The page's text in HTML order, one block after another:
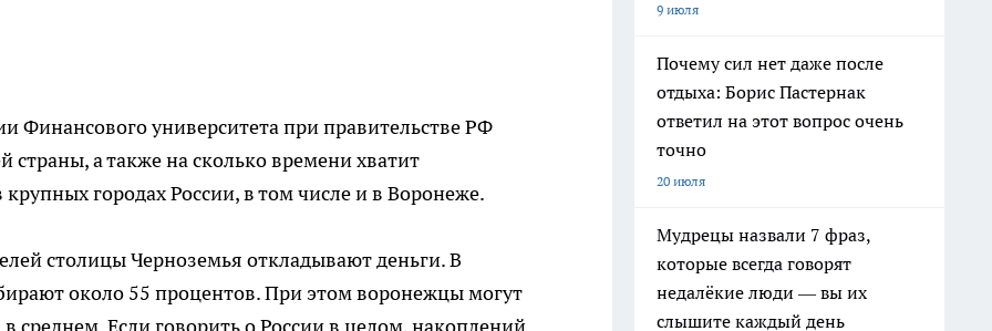
Финансового университета при правительстве РФ
а также на сколько времени хватит
городах России, в том числе и в Воронеже.
столицы Черноземья откладывают деньги. В
около 55 процентов. При этом воронежцы могут
9 июля
Почему сил нет даже после
отдыха: Борис Пастернак
ответил на этот вопрос очень
точно
20 июля
Мудрецы назвали 7 фраз,
которые всегда говорят
недалёкие люди — вы их
слышите каждый день